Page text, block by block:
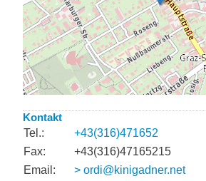
Kontakt
Tel.:
+43(316)471652
Fax:
+43(316)47165215
Email:
> ordi@kinigadner.net